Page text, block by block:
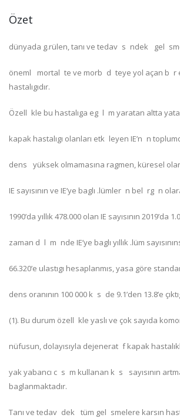
Özet
dünyada g.rülen, tanı ve tedav s ndek gel
öneml mortal te ve morb d teye yol açan b r
hastalıgıdır.
Özell kle bu hastalıga eg l m yaratan altta
kapak hastalıgı olanları etk leyen IE’n n
dens yüksek olmamasına ragmen, küresel
IE sayısının ve IE’ye baglı .lümler n bel rg n
1990’da yıllık 478.000 olan IE sayısının 2019’da
zaman d l m nde IE’ye baglı yıllık .lüm
66.320’e ulastıgı hesaplanmıs, yasa göre
dens oranının 100 000 k s de 9.1’den 13.8’e
(1). Bu durum özell kle yaslı ve çok sayıda
nüfusun, dolayısıyla dejenerat f kapak
yak yabancı c s m kullanan k s sayısının
baglanmaktadır.
Tanı ve tedav dek tüm gel smelere karsın